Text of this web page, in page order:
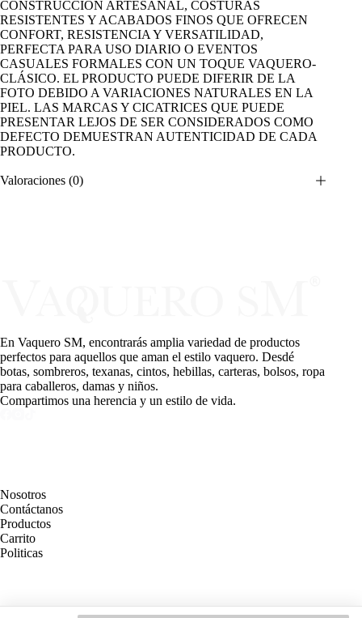
CONSTRUCCIÓN ARTESANAL, COSTURAS
RESISTENTES Y ACABADOS FINOS QUE OFRECEN
CONFORT, RESISTENCIA Y VERSATILIDAD,
PERFECTA PARA USO DIARIO O EVENTOS
CASUALES FORMALES CON UN TOQUE VAQUERO-
CLÁSICO. EL PRODUCTO PUEDE DIFERIR DE LA
FOTO DEBIDO A VARIACIONES NATURALES EN LA
PIEL. LAS MARCAS Y CICATRICES QUE PUEDE
PRESENTAR LEJOS DE SER CONSIDERADOS COMO
DEFECTO DEMUESTRAN AUTENTICIDAD DE CADA
PRODUCTO.
Valoraciones (0)
En Vaquero SM, encontrarás amplia variedad de productos
perfectos para aquellos que aman el estilo vaquero. Desdé
botas, sombreros, texanas, cintos, hebillas, carteras, bolsos, ropa
para caballeros, damas y niños.
Compartimos una herencia y un estilo de vida.
Nosotros
Contáctanos
Productos
Carrito
Politicas
MEDIOS DE PAGO